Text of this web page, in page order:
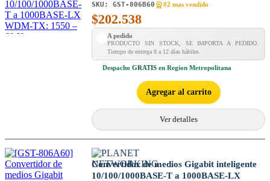
SKU: GST-806B60 #2 mas vendido
$202.538
A pedido
PRODUCTO SIN STOCK, SE IMPORTA A PEDIDO.
Tiempo de entrega 8 a 12 días hábiles.
Despacho GRATIS en Region Metropolitana
Agregar al carrito
Ver detalles
Convertidor de medios Gigabit inteligente
10/100/1000BASE-T a 1000BASE-LX